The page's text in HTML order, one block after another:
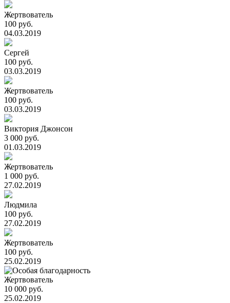
Жертвователь
100 руб.
04.03.2019
Сергей
100 руб.
03.03.2019
Жертвователь
100 руб.
03.03.2019
Виктория Джонсон
3 000 руб.
01.03.2019
Жертвователь
1 000 руб.
27.02.2019
Людмила
100 руб.
27.02.2019
Жертвователь
100 руб.
25.02.2019
Жертвователь
10 000 руб.
25.02.2019